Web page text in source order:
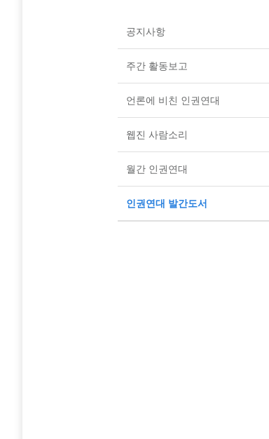
공지사항
주간 활동보고
언론에 비친 인권연대
웹진 사람소리
월간 인권연대
인권연대 발간도서